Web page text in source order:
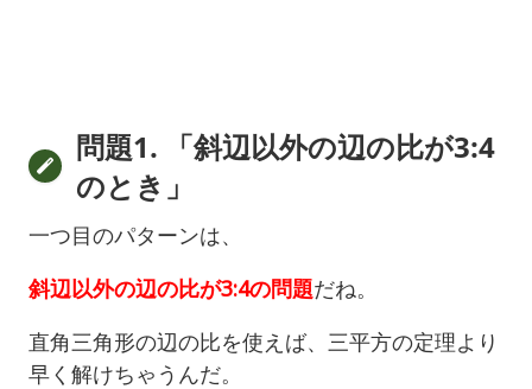
問題1. 「斜辺以外の辺の比が3:4
のとき」
一つ目のパターンは、
斜辺以外の辺の比が3:4の問題だね。
直角三角形の辺の比を使えば、三平方の定理より
早く解けちゃうんだ。